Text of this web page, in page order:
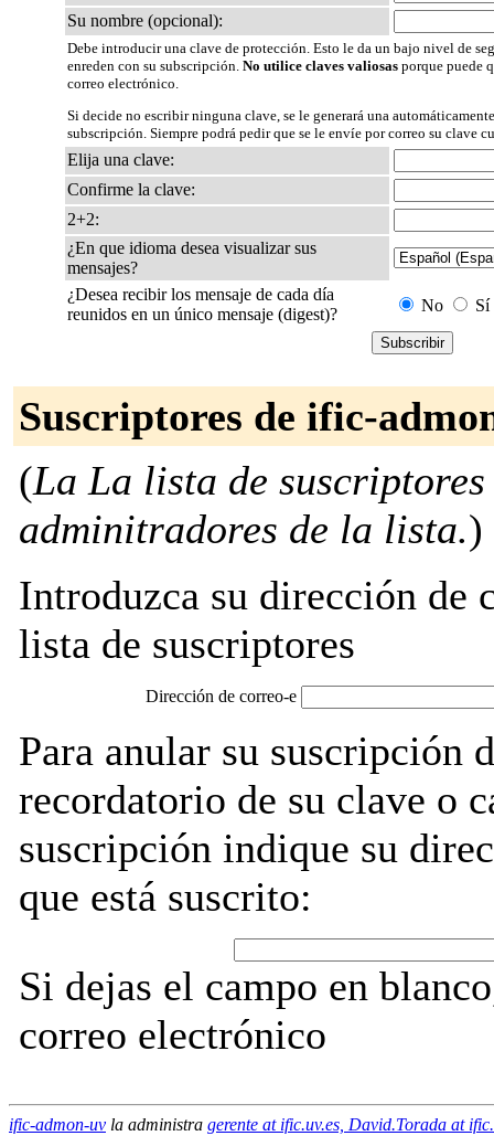
Su nombre (opcional):
Debe introducir una clave de protección. Esto le da un bajo nivel de
enreden con su subscripción. No utilice claves valiosas porque puede
correo electrónico.
Si decide no escribir ninguna clave, se le generará una
subscripción. Siempre podrá pedir que se le envíe por correo su clave
Elija una clave:
Confirme la clave:
2+2:
¿En que idioma desea visualizar sus
mensajes?
¿Desea recibir los mensaje de cada día
reunidos en un único mensaje (digest)?
No Sí
Suscriptores de ific-
(La La lista de
adminitradores de la lista.)
Introduzca su dirección de
lista de suscriptores
Dirección de correo-e
Para anular su suscripción
recordatorio de su clave o
suscripción indique su
que está suscrito:
Si dejas el campo en
correo electrónico
ific-admon-uv la administra gerente at ific.uv.es, David.Torada at